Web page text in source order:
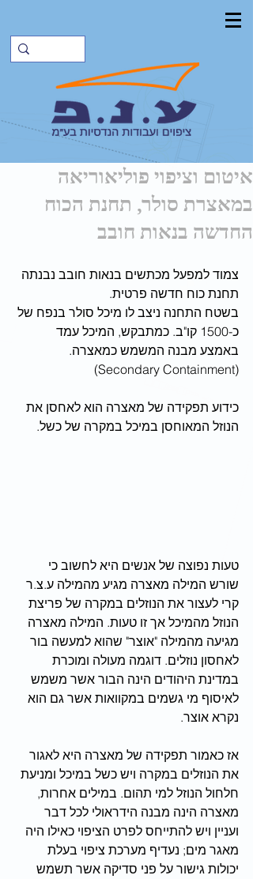
איטום וציפוי פוליאוריאה
במאצרת סולר, תחנת הכוח
החדשה בנאות חובב
צמוד למפעל מכתשים בנאות חובב נבנתה
תחנת כוח חדשה פרטית.
בשטח התחנה ניצב לו מיכל סולר בנפח של
כ-1500 קו"ב. כמתבקש, המיכל עמד
באמצע מבנה המשמש כמאצרה.
(Secondary Containment)
כידוע תפקידה של מאצרה הוא לאחסן את
הנוזל המאוחסן במיכל במקרה של כשל.
טעות נפוצה של אנשים היא לחשוב כי
שורש המילה מאצרה מגיע מהמילה ע.צ.ר
קרי לעצור את הנוזלים במקרה של פריצת
הנוזל מהמיכל אך זו טעות. המילה מאצרה
מגיעה מהמילה "אוצר" שהוא למעשה בור
לאחסון נוזלים. דוגמה מעולה ומוכרת
במדינת היהודים הינה הבור אשר משמש
לאיסוף מי גשמים במקוואות אשר גם הוא
נקרא אוצר.
אז כאמור תפקידה של מאצרה היא לאגור
את הנוזלים במקרה ויש כשל במיכל ומניעת
חלחול הנוזל למי תהום. במילים אחרות,
מאצרה הינה מבנה הידראולי לכל דבר
ועניין ויש להתייחס לפרט הציפוי כאילו היה
מאגר מים; נעדיף מערכת ציפוי בעלת
יכולות גישור על פני סדיקה אשר תשמש